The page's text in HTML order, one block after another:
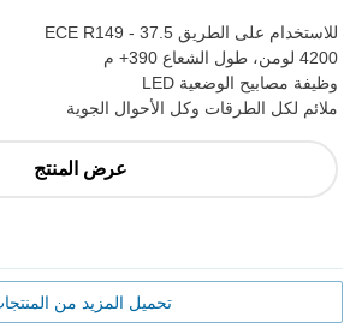
للاستخدام على الطريق ECE R149 - 37.5
4200 لومن، طول الشعاع 390+‎ م
وظيفة مصابيح الوضعية LED
ملائم لكل الطرقات وكل الأحوال الجوية
عرض المنتج
تحميل المزيد من المنتجات